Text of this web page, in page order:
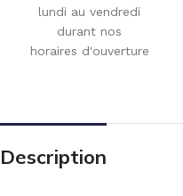
lundi au vendredi
durant nos
horaires d'ouverture
Description